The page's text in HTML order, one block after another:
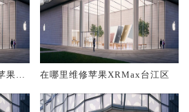
果X
在哪里维修苹果XRMax台江区